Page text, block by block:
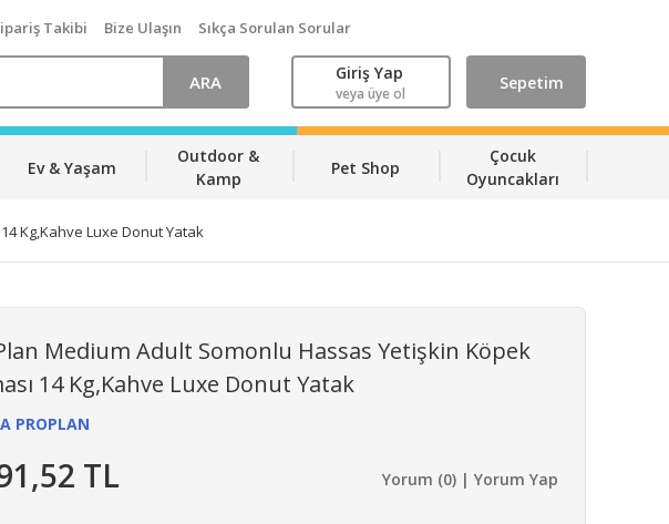
Takibi Bize Ulaşın Sıkça Sorulan Sorular
ARA Giriş Yap
veya üye ol
Sepetim
Ev & Yaşam
Outdoor &
Kamp
Pet Shop
Çocuk
Oyuncakları
Kg,Kahve Luxe Donut Yatak
Medium Adult Somonlu Hassas Yetişkin Köpek
14 Kg,Kahve Luxe Donut Yatak
PROPLAN
TL Yorum (0) | Yorum Yap